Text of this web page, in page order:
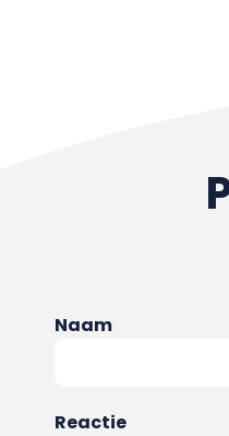
Naam
Reactie